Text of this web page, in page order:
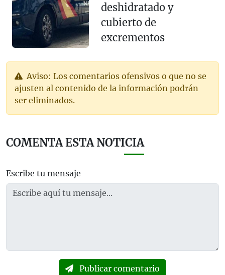
deshidratado y
cubierto de
excrementos
Aviso: Los comentarios ofensivos o que no se
ajusten al contenido de la información podrán
ser eliminados.
COMENTA ESTA NOTICIA
Escribe tu mensaje
Publicar comentario